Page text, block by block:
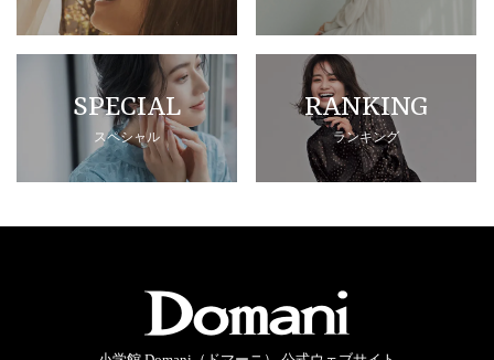
SPECIAL
スペシャル
RANKING
ランキング